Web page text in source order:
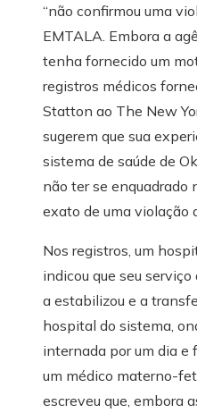
“não confirmou uma
EMTALA. Embora a
tenha fornecido um
registros médicos
Statton ao The New
sugerem que sua
sistema de saúde de
não ter se enquadrado
exato de uma violação
Nos registros, um
indicou que seu
a estabilizou e a
hospital do sistema,
internada por um dia e
um médico materno-
escreveu que, embora